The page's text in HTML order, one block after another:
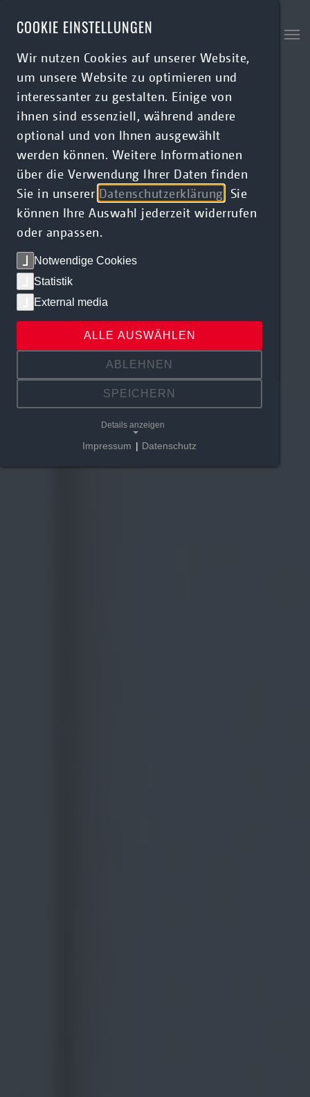
COOKIE EINSTELLUNGEN
Wir nutzen Cookies auf unserer Website,
um unsere Website zu optimieren und
interessanter zu gestalten. Einige von
ihnen sind essenziell, während andere
optional und von Ihnen ausgewählt
werden können. Weitere Informationen
über die Verwendung Ihrer Daten finden
Sie in unserer Datenschutzerklärung . Sie
können Ihre Auswahl jederzeit widerrufen
oder anpassen.
Notwendige Cookies
Statistik
External media
ALLE AUSWÄHLEN
ABLEHNEN
SPEICHERN
Details anzeigen
Impressum | Datenschutz